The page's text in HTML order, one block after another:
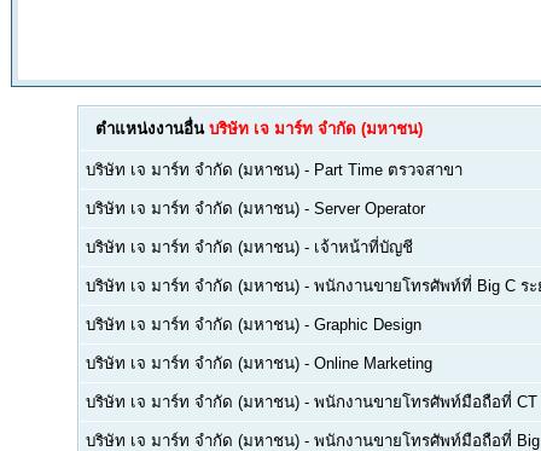
ตำแหน่งงานอื่น บริษัท เจ มาร์ท จำกัด (มหาชน)
บริษัท เจ มาร์ท จำกัด (มหาชน) - Part Time ตรวจสาขา
บริษัท เจ มาร์ท จำกัด (มหาชน) - Server Operator
บริษัท เจ มาร์ท จำกัด (มหาชน) - เจ้าหน้าที่บัญชี
บริษัท เจ มาร์ท จำกัด (มหาชน) - พนักงานขายโทรศัพท์ที่ Big C ระ
บริษัท เจ มาร์ท จำกัด (มหาชน) - Graphic Design
บริษัท เจ มาร์ท จำกัด (มหาชน) - Online Marketing
บริษัท เจ มาร์ท จำกัด (มหาชน) - พนักงานขายโทรศัพท์มือถือที่ CT
บริษัท เจ มาร์ท จำกัด (มหาชน) - พนักงานขายโทรศัพท์มือถือที่